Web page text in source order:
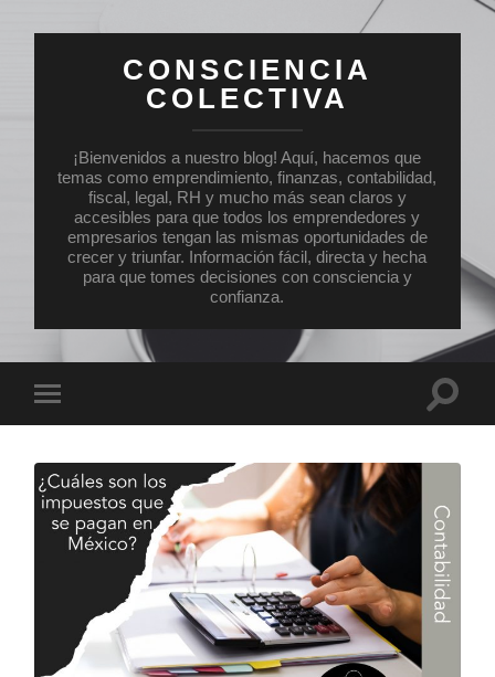
CONSCIENCIA
COLECTIVA
¡Bienvenidos a nuestro blog! Aquí, hacemos que
temas como emprendimiento, finanzas, contabilidad,
fiscal, legal, RH y mucho más sean claros y
accesibles para que todos los emprendedores y
empresarios tengan las mismas oportunidades de
crecer y triunfar. Información fácil, directa y hecha
para que tomes decisiones con consciencia y
confianza.
el
móvil